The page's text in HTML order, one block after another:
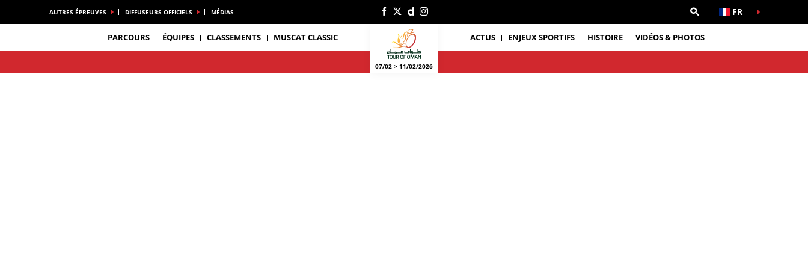
AUTRES ÉPREUVES DIFFUSEURS OFFICIELS MÉDIAS FR
PARCOURS ÉQUIPES CLASSEMENTS MUSCAT CLASSIC
07/02 > 11/02/2026
ACTUS ENJEUX SPORTIFS HISTOIRE VIDÉOS & PHOTOS